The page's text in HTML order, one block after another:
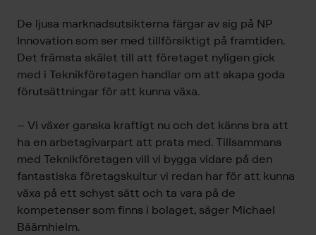
De ljusa marknadsutsikterna färgar av sig på NP
Innovation som ser med tillförsiktigt på framtiden.
Det främsta skälet till att företaget nyligen gick
med i Teknikföretagen handlar om att skapa goda
förutsättningar för att kunna växa.
– Vi växer ganska kraftigt nu och det känns bra att
ha en arbetsgivarpart att prata med. Tillsammans
med Teknikföretagen vill vi bygga vidare på den
fantastiska företagskultur vi redan har för att kunna
växa på ett schyst sätt och ta vara på de
kompetenser som finns i bolaget, säger Michael
Bäärnhielm.